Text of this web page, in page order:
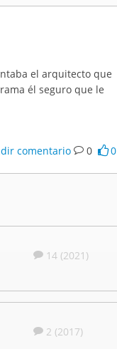
el arquitecto que
él seguro que le
comentario 0 0
14 (2021)
2 (2017)